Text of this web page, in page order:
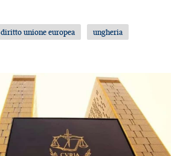
diritto unione europea ungheria